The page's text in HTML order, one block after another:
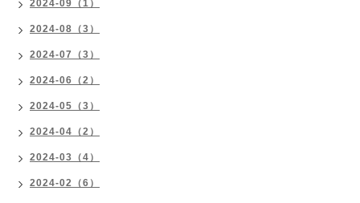
2024-09（1）
2024-08（3）
2024-07（3）
2024-06（2）
2024-05（3）
2024-04（2）
2024-03（4）
2024-02（6）